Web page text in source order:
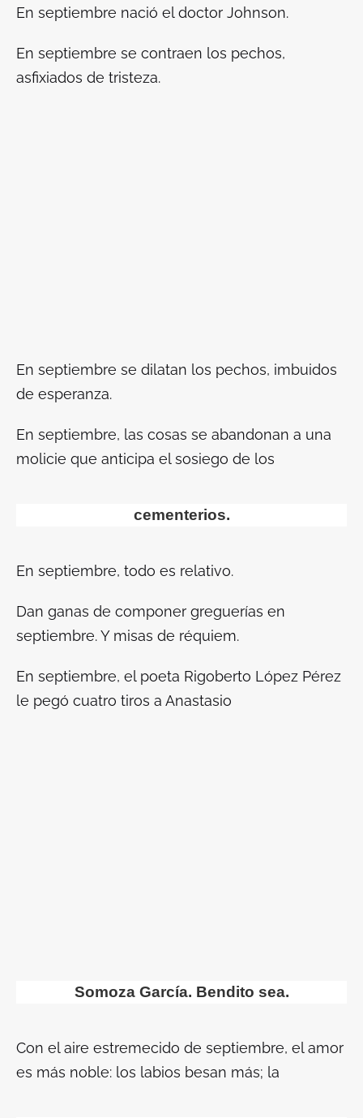
En septiembre nació el doctor Johnson.
En septiembre se contraen los pechos,
asfixiados de tristeza.
En septiembre se dilatan los pechos, imbuidos
de esperanza.
En septiembre, las cosas se abandonan a una
molicie que anticipa el sosiego de los
cementerios.
En septiembre, todo es relativo.
Dan ganas de componer greguerías en
septiembre. Y misas de réquiem.
En septiembre, el poeta Rigoberto López Pérez
le pegó cuatro tiros a Anastasio
Somoza García. Bendito sea.
Con el aire estremecido de septiembre, el amor
es más noble: los labios besan más; la